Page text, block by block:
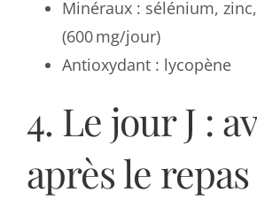
Minéraux : sélénium,
(600 mg/jour)
Antioxydant : lycopène
4. Le jour J :
après le repas